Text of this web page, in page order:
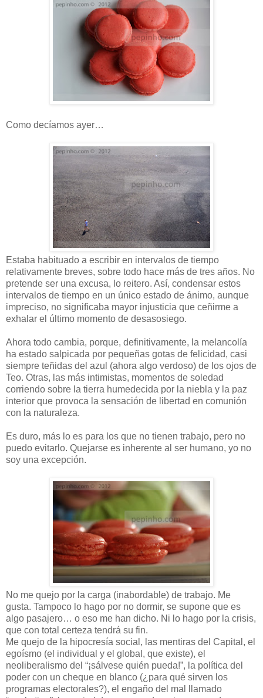
Como decíamos ayer…
Estaba habituado a escribir en intervalos de tiempo
relativamente breves, sobre todo hace más de tres años. No
pretende ser una excusa, lo reitero. Así, condensar estos
intervalos de tiempo en un único estado de ánimo, aunque
impreciso, no significaba mayor injusticia que ceñirme a
exhalar el último momento de desasosiego.
Ahora todo cambia, porque, definitivamente, la melancolía
ha estado salpicada por pequeñas gotas de felicidad, casi
siempre teñidas del azul (ahora algo verdoso) de los ojos de
Teo. Otras, las más intimistas, momentos de soledad
corriendo sobre la tierra humedecida por la niebla y la paz
interior que provoca la sensación de libertad en comunión
con la naturaleza.
Es duro, más lo es para los que no tienen trabajo, pero no
puedo evitarlo. Quejarse es inherente al ser humano, yo no
soy una excepción.
No me quejo por la carga (inabordable) de trabajo. Me
gusta. Tampoco lo hago por no dormir, se supone que es
algo pasajero… o eso me han dicho. Ni lo hago por la crisis,
que con total certeza tendrá su fin.
Me quejo de la hipocresía social, las mentiras del Capital, el
egoísmo (el individual y el global, que existe), el
neoliberalismo del “¡sálvese quién pueda!”, la política del
poder con un cheque en blanco (¿para qué sirven los
programas electorales?), el engaño del mal llamado